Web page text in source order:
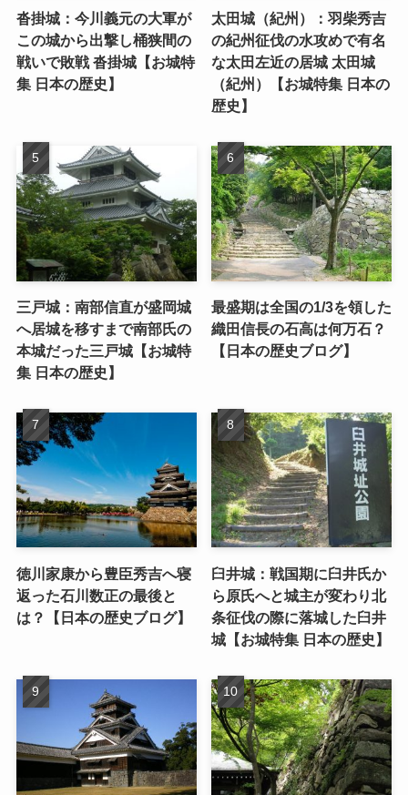
沓掛城：今川義元の大軍が
この城から出撃し桶狭間の
戦いで敗戦 沓掛城【お城特
集 日本の歴史】
太田城（紀州）：羽柴秀吉
の紀州征伐の水攻めで有名
な太田左近の居城 太田城
（紀州）【お城特集 日本の
歴史】
三戸城：南部信直が盛岡城
へ居城を移すまで南部氏の
本城だった三戸城【お城特
集 日本の歴史】
最盛期は全国の1/3を領した
織田信長の石高は何万石？
【日本の歴史ブログ】
徳川家康から豊臣秀吉へ寝
返った石川数正の最後と
は？【日本の歴史ブログ】
臼井城：戦国期に臼井氏か
ら原氏へと城主が変わり北
条征伐の際に落城した臼井
城【お城特集 日本の歴史】